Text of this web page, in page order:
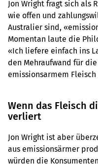
Jon Wright fragt sich als
wie offen und
Australier sind,
Momentan laute die
«Ich liefere einfach ins
den Mehraufwand für
emissionsarmem
Wenn das Fleisch
verliert
Jon Wright ist aber
aus emissionsärmer
würden die